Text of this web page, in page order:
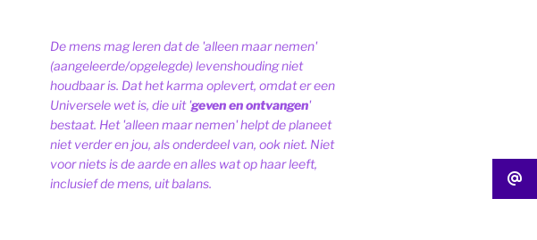
De mens mag leren dat de 'alleen maar nemen'
(aangeleerde/opgelegde) levenshouding niet
houdbaar is. Dat het karma oplevert, omdat er een
Universele wet is, die uit 'geven en ontvangen'
bestaat. Het 'alleen maar nemen' helpt de planeet
niet verder en jou, als onderdeel van, ook niet. Niet
voor niets is de aarde en alles wat op haar leeft,
inclusief de mens, uit balans.